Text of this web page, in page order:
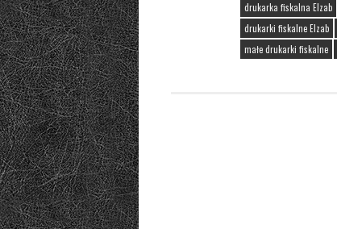
drukarka fiskalna Elzab
drukarki fiskalne Elzab
małe drukarki fiskalne